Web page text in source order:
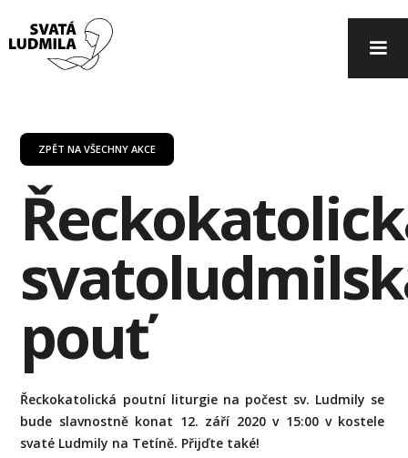
ZPĚT NA VŠECHNY AKCE
pouť
Řeckokatolická poutní liturgie na počest sv. Ludmily se
bude slavnostně konat 12. září 2020 v 15:00 v kostele
svaté Ludmily na Tetíně. Přijďte také!